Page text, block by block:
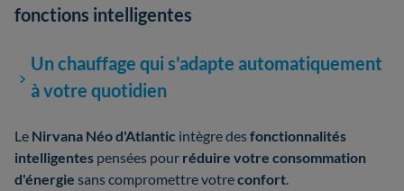
fonctions intelligentes
Un chauffage qui s'adapte automatiquement
à votre quotidien
Le Nirvana Néo d'Atlantic intègre desfonctionnalités
intelligentes pensées pour réduire votre consommation
d'énergie sans compromettre votreconfort.